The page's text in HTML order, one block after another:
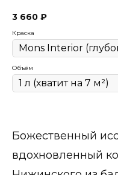
3 660 ₽
Краска
Объём
Божественный
вдохновленный